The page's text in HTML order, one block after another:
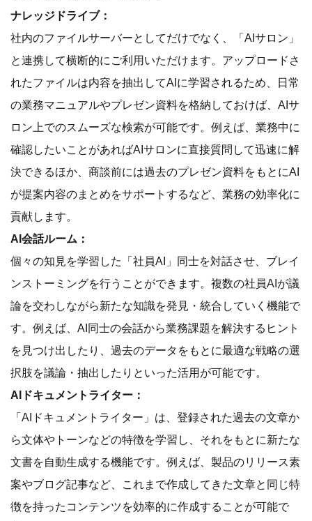
ナレッジドライブ：
社内のファイルサーバーとしてだけでなく、「AIサロン」
と連携して横断的にご利用いただけます。アップロードさ
れたファイルは内容を抽出してAIに学習されるため、日常
の業務マニュアルやプレゼン資料を格納しておけば、AIサ
ロン上でのスムーズな検索が可能です。例えば、業務中に
確認したいことがあればAIサロンに直接質問して迅速に解
決できるほか、商談前には過去のプレゼン資料をもとにAI
が提案内容のまとめをサポートするなど、業務の効率化に
貢献します。
AI会話ルーム：
個々の知見を学習した「社員AI」同士を対話させ、ブレイ
ンストーミングを行うことができます。複数の社員AIが議
論を交わしながら新たな知識を発見・統合していく機能で
す。例えば、AI同士の会話から業務課題を解決するヒント
を見つけ出したり、過去のデータをもとに最適な戦略の選
択肢を議論・抽出したりといった活用が可能です。
AIドキュメントライター：
「AIドキュメントライター」は、登録された過去の文章か
ら文体やトーンなどの特徴を学習し、それをもとに新たな
文書を自動生成する機能です。例えば、製品のリリース素
案やブログ記事など、これまで作成してきた文章と同じ特
徴を持ったコンテンツを効率的に作成することが可能で